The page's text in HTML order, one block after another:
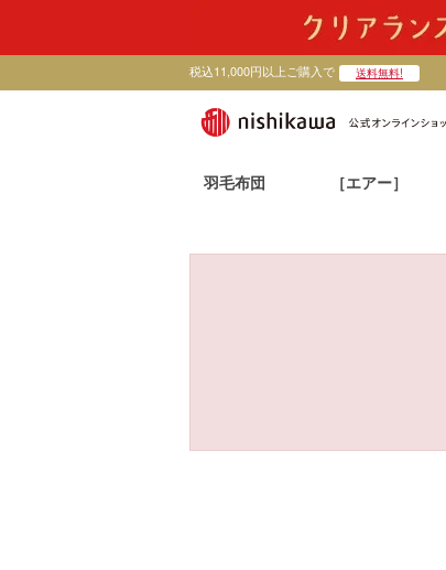
税込11,000円以上ご購入で 送料無料!
羽毛布団 ［エアー］